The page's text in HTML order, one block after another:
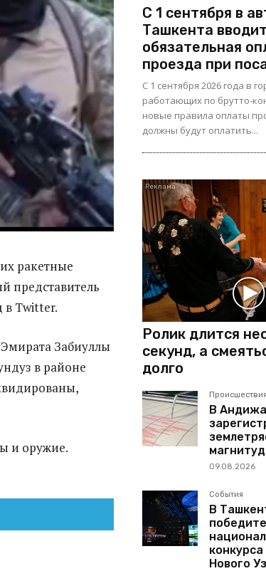
ракетные
представитель
в Twitter.
Забиуллы
в районе
и оружие.
С 1 сентября в
Ташкента
обязательная
проезда при
С 1 сентября 2026 года в
работающих по брутто-
новые правила оплаты
должны будут оплатить...
Ролик длится
секунд, а
долго
Происшествия
В
09.08.2026
События
В
Нового